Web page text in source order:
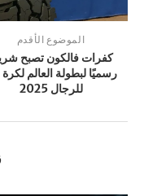
الموضوع الأقدم
كفرات فالكون تصبح
رسميًا لبطولة العالم لكرة
للرجال 2025